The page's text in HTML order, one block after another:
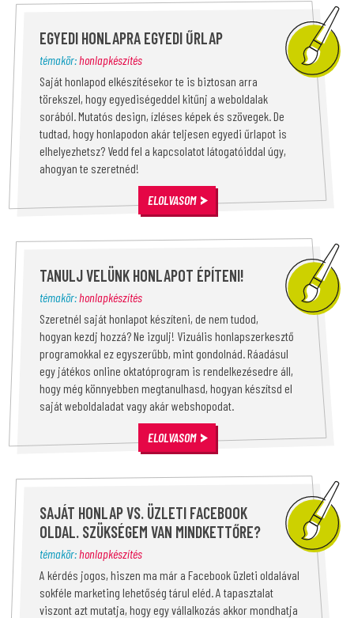
EGYEDI HONLAPRA EGYEDI ŰRLAP
témakör:honlapkészítés
Saját honlapod elkészítésekor te is biztosan arra
törekszel, hogy egyediségeddel kitűnj a weboldalak
sorából. Mutatós design, ízléses képek és szövegek. De
tudtad, hogy honlapodon akár teljesen egyedi űrlapot is
elhelyezhetsz? Vedd fel a kapcsolatot látogatóiddal úgy,
ahogyan te szeretnéd!
ELOLVASOM
TANULJ VELÜNK HONLAPOT ÉPÍTENI!
témakör:honlapkészítés
Szeretnél saját honlapot készíteni, de nem tudod,
hogyan kezdj hozzá? Ne izgulj! Vizuális honlapszerkesztő
programokkal ez egyszerűbb, mint gondolnád. Ráadásul
egy játékos online oktatóprogram is rendelkezésedre áll,
hogy még könnyebben megtanulhasd, hogyan készítsd el
saját weboldaladat vagy akár webshopodat.
ELOLVASOM
SAJÁT HONLAP VS. ÜZLETI FACEBOOK
OLDAL. SZÜKSÉGEM VAN MINDKETTŐRE?
témakör:honlapkészítés
A kérdés jogos, hiszen ma már a Facebook üzleti oldalával
sokféle marketing lehetőség tárul eléd. A tapasztalat
viszont azt mutatja, hogy egy vállalkozás akkor mondhatja